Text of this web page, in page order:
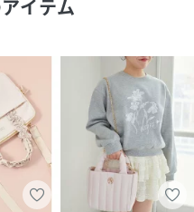
どの環境により、若干製品
ざいます。予めご了承くだ
参照下さい。
味やサイズ等の仕様に変更
めご了承ください。
イテム